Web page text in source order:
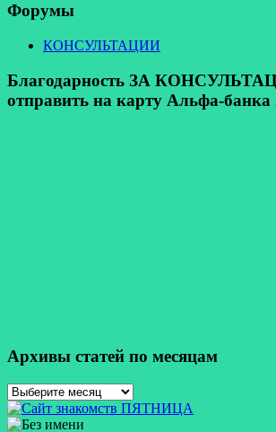
Форумы
КОНСУЛЬТАЦИИ
Благодарность ЗА
отправить на карту Альфа-банка
Архивы статей по месяцам
Архивы
статей
по